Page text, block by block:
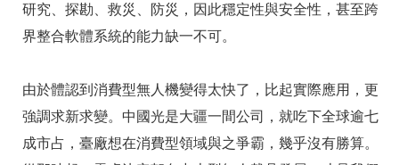
研究、探勘、救災、防災，因此穩定性與安全性，甚至跨
界整合軟體系統的能力缺一不可。
由於體認到消費型無人機變得太快了，比起實際應用，更
強調求新求變。中國光是大疆一間公司，就吃下全球逾七
成市占，臺廠想在消費型領域與之爭霸，幾乎沒有勝算。